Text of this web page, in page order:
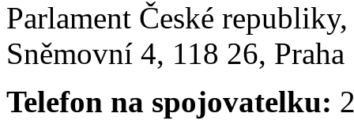
Parlament České
Sněmovní 4, 118 26,
Telefon na spojovatelku: